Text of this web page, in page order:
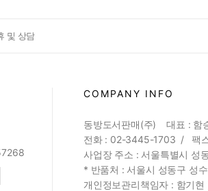
및 상담
COMPANY INFO
동방도서판매(주) 대표 : 함
전화 : 02-3445-1703 / 팩
사업장 주소 : 서울특별시 성
* 반품처 : 서울시 성동구 성
개인정보관리책임자 : 함기